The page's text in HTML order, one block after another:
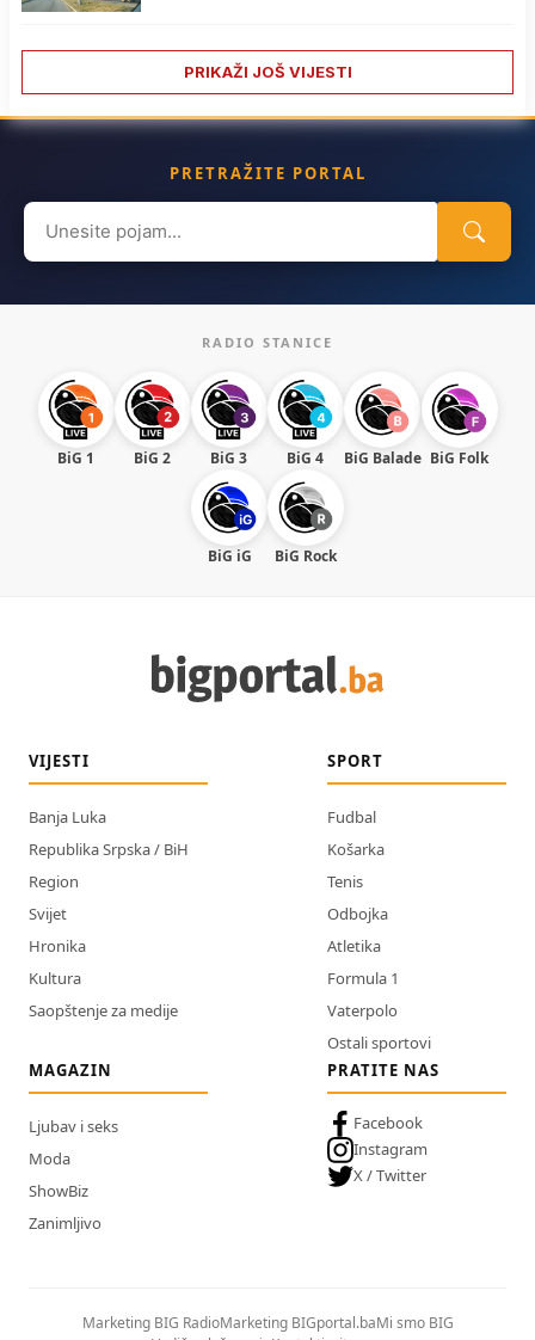
PRIKAŽI JOŠ VIJESTI
PRETRAŽITE PORTAL
Search
for:
RADIO STANICE
BiG 1 BiG 2 BiG 3 BiG 4 BiG Balade BiG Folk
BiG iG BiG Rock
VIJESTI
Banja Luka
Republika Srpska / BiH
Region
Svijet
Hronika
Kultura
Saopštenje za medije
SPORT
Fudbal
Košarka
Tenis
Odbojka
Atletika
Formula 1
Vaterpolo
Ostali sportovi
MAGAZIN
Ljubav i seks
Moda
ShowBiz
Zanimljivo
PRATITE NAS
Facebook
Instagram
X / Twitter
Marketing BIG RadioMarketing BIGportal.baMi smo BIG